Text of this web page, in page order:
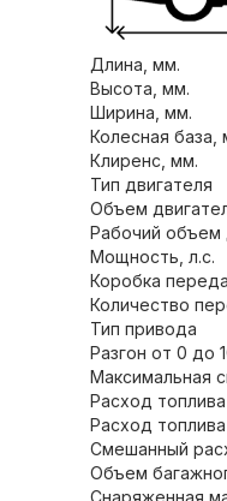
Длина, мм.
Высота, мм.
Ширина, мм.
Клиренс, мм.
Тип двигателя
Мощность, л.с.
Коробка
Тип привода
Разгон от 0 до
Расход
Расход
Смешанный